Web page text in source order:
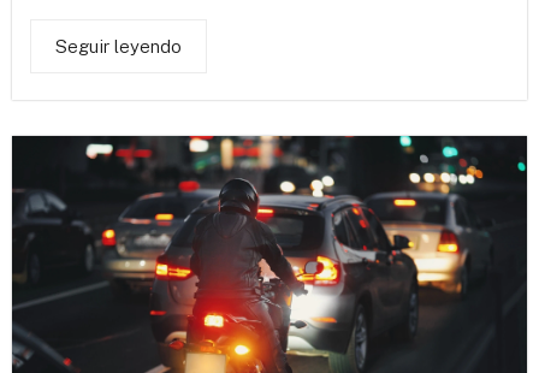
Seguir leyendo